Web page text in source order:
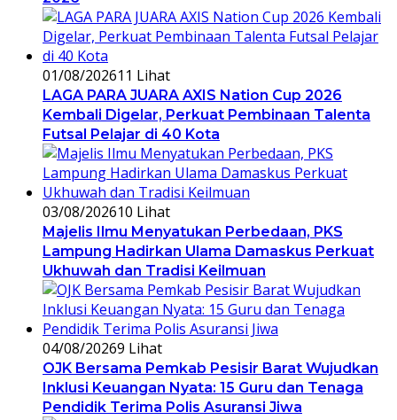
01/08/202611 Lihat
LAGA PARA JUARA AXIS Nation Cup 2026
Kembali Digelar, Perkuat Pembinaan Talenta
Futsal Pelajar di 40 Kota
03/08/202610 Lihat
Majelis Ilmu Menyatukan Perbedaan, PKS
Lampung Hadirkan Ulama Damaskus Perkuat
Ukhuwah dan Tradisi Keilmuan
04/08/20269 Lihat
OJK Bersama Pemkab Pesisir Barat Wujudkan
Inklusi Keuangan Nyata: 15 Guru dan Tenaga
Pendidik Terima Polis Asuransi Jiwa